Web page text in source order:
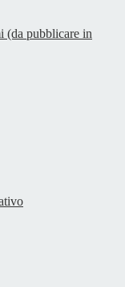
(da pubblicare in